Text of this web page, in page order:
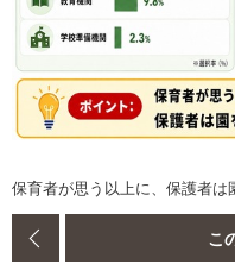
保育者が思う以上に、保護者
こ